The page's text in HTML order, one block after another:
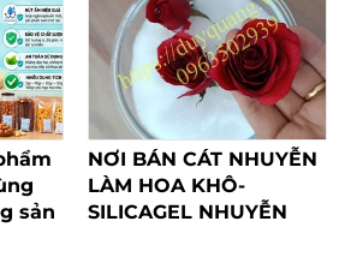
sản
NƠI BÁN CÁT NHUYỄN
LÀM HOA KHÔ-
SILICAGEL NHUYỄN